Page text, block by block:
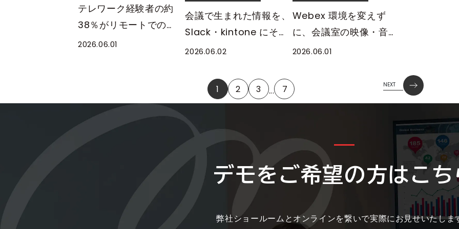
テレワーク経験者の約
38％がリモートでの
「伝わりにくい・認識が
2026.06.01
会議で生まれた情報を、
Slack・kintone にその
ままつなぐ方法——
Slack / kintone 連携活
用ガイド
2026.06.02
Webex 環境を変えず
に、会議室の映像・音
声・板書を一台に集約す
TOUCH Biz × Cisco
Webex 連携活用ガイド
2026.06.01
1 2 3 ... NEXT
7
デモをご希望の方はこち
弊社ショールームとオンラインを繋いで実際にお見せいたしま